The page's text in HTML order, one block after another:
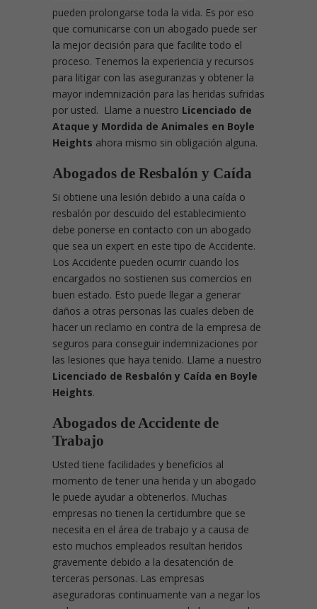
pueden prolongarse toda la vida. Es por eso
que comunicarse con un abogado puede ser
la mejor decisión para que facilite todo el
proceso. Tenemos la experiencia y recursos
para litigar con las aseguranzas y obtener la
mayor indemnización para las heridas sufridas
por usted. Llame a nuestro Licenciado de
Ataque y Mordida de Animales en Boyle
Heights ahora mismo sin obligación alguna.
Abogados de Resbalón y Caída
Si obtiene una lesión debido a una caída o
resbalón por descuido del establecimiento
debe ponerse en contacto con un abogado
que sea un expert en este tipo de Accidente.
Los Accidente pueden ocurrir cuando los
encargados no sostienen sus comercios en
buen estado. Esto puede llegar a generar
daños a otras personas las cuales deben de
hacer un reclamo en contra de la empresa de
seguros para conseguir indemnizaciones por
las lesiones que haya tenido. Llame a nuestro
Licenciado de Resbalón y Caída en Boyle
Heights.
Abogados de Accidente de
Trabajo
Usted tiene facilidades y beneficios al
momento de tener una herida y un abogado
le puede ayudar a obtenerlos. Muchas
empresas no tienen la certidumbre que se
necesita en el área de trabajo y a causa de
esto muchos empleados resultan heridos
gravemente debido a la desatención de
terceras personas. Las empresas
aseguradoras continuamente van a negar los